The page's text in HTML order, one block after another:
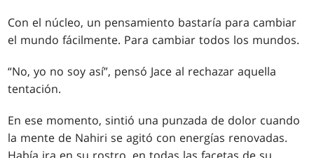
Con el núcleo, un pensamiento bastaría para cambiar
el mundo fácilmente. Para cambiar todos los mundos.
“No, yo no soy así”, pensó Jace al rechazar aquella
tentación.
En ese momento, sintió una punzada de dolor cuando
la mente de Nahiri se agitó con energías renovadas.